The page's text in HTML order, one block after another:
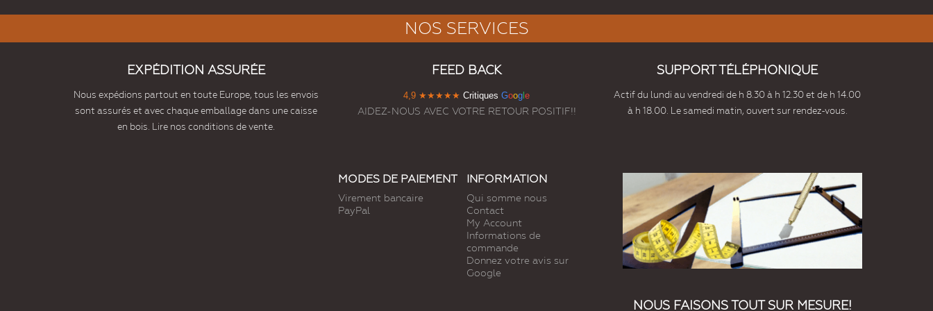
NOS SERVICES
EXPÉDITION ASSURÉE
Nous expédions partout en toute Europe, tous les envois
sont assurés et avec chaque emballage dans une caisse
en bois. Lire nos conditions de vente.
FEED BACK
4,9 ★★★★★ Critiques Goog e
AIDEZ-NOUS AVEC VOTRE RETOUR POSITIF!!
SUPPORT TÉLÉPHONIQUE
Actif du lundi au vendredi de h 8.30 à h 12.30 et de h 14.00
à h 18.00. Le samedi matin, ouvert sur rendez-vous.
MODES DE PAIEMENT
Virement bancaire
PayPal
INFORMATION
Qui somme nous
Contact
My Account
Informations de
commande
Donnez votre avis sur
Google
NOUS FAISONS TOUT SUR MESURE!